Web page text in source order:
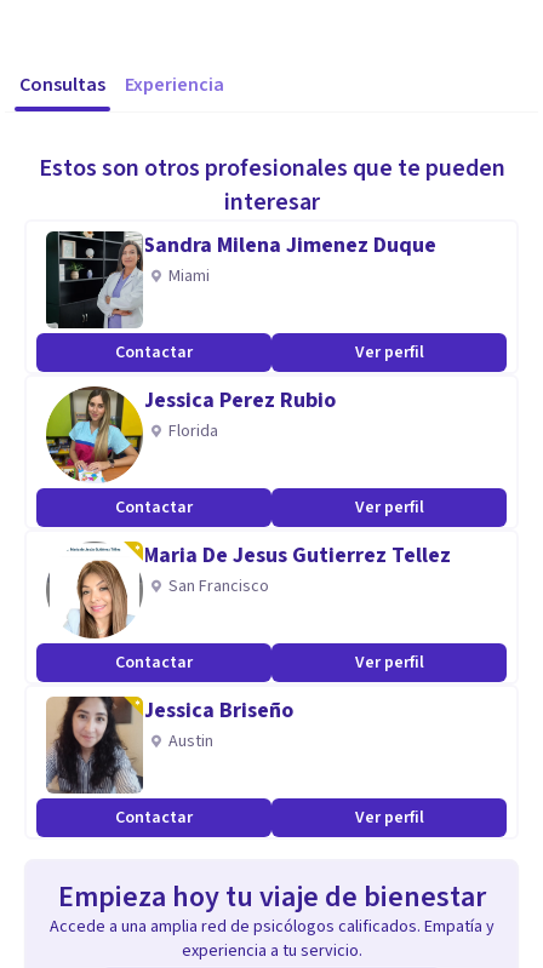
Consultas Experiencia
Estos son otros profesionales que te pueden
interesar
Sandra Milena Jimenez Duque
Miami
Contactar Ver perfil
Jessica Perez Rubio
Florida
Contactar Ver perfil
Maria De Jesus Gutierrez Tellez
San Francisco
Contactar Ver perfil
Jessica Briseño
Austin
Contactar Ver perfil
Empieza hoy tu viaje de bienestar
Accede a una amplia red de psicólogos calificados. Empatía y
experiencia a tu servicio.